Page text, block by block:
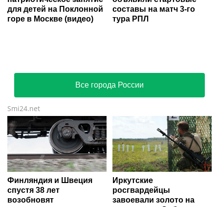
Минобороны: ПВО
сбили 153 дрона над
Россией за ночь 9
августа
Ульянов: Обвинения в
адрес России
показывают неуважение
властей Франции к